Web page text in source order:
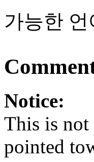
가능한 언
Notice:
This is not
pointed